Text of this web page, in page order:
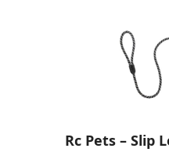
Rc Pets – Slip